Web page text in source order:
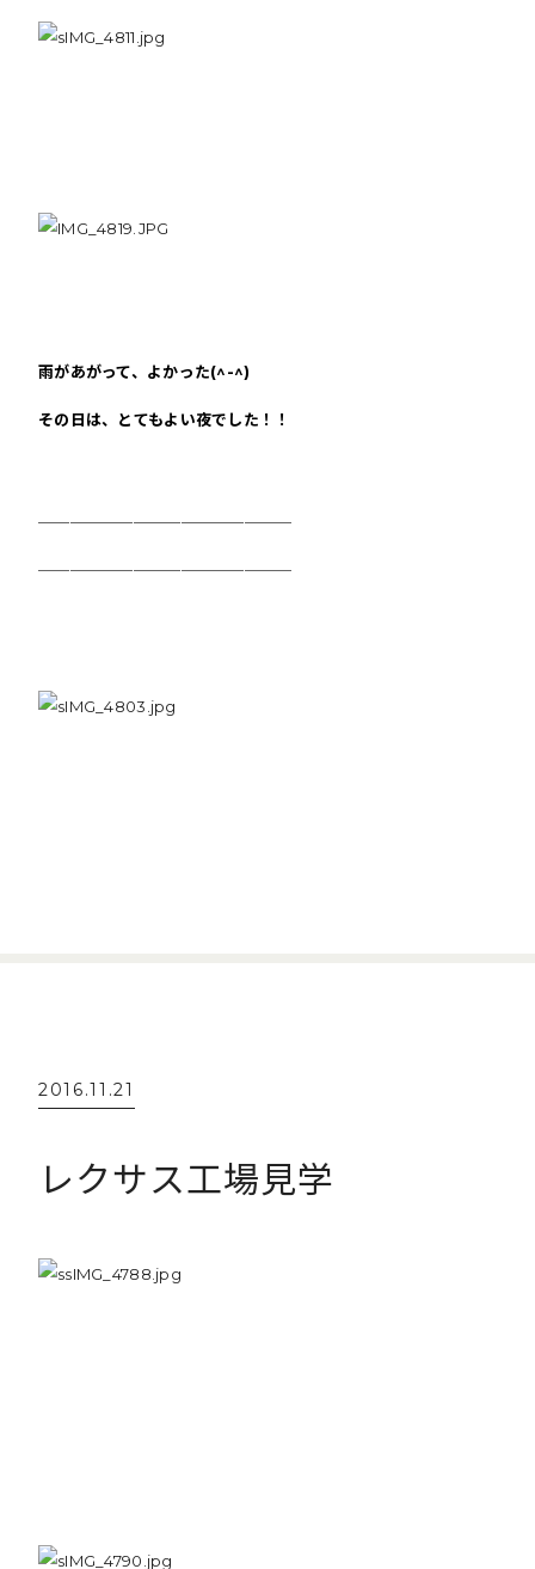
雨があがって、よかった(^-^)
その日は、とてもよい夜でした！！
2016.11.21
レクサス工場見学